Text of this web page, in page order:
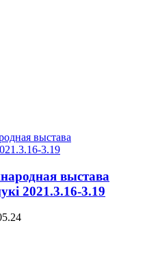
выстава
2021.3.16-3.19